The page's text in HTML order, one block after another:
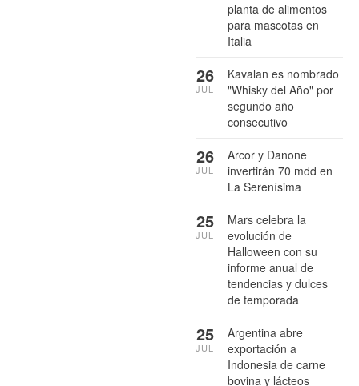
planta de alimentos
para mascotas en
Italia
Kavalan es nombrado
"Whisky del Año" por
segundo año
consecutivo
26
JUL
Arcor y Danone
invertirán 70 mdd en
La Serenísima
26
JUL
Mars celebra la
evolución de
Halloween con su
informe anual de
tendencias y dulces
de temporada
25
JUL
Argentina abre
exportación a
Indonesia de carne
bovina y lácteos
25
JUL